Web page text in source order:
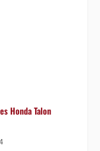
Honda Talon